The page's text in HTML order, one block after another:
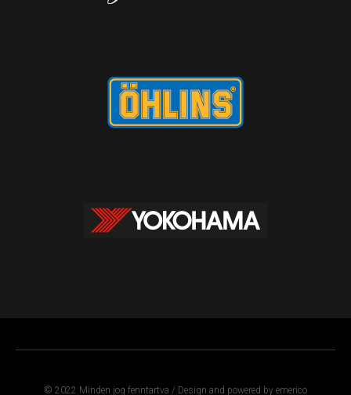
© 2022 Minden jog fenntartva / Design and powered by emerico